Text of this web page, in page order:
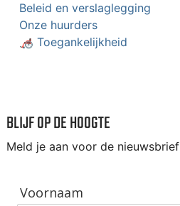
Beleid en verslaglegging
Onze huurders
🦽 Toegankelijkheid
BLIJF OP DE HOOGTE
Meld je aan voor de nieuwsbrief
Voornaam